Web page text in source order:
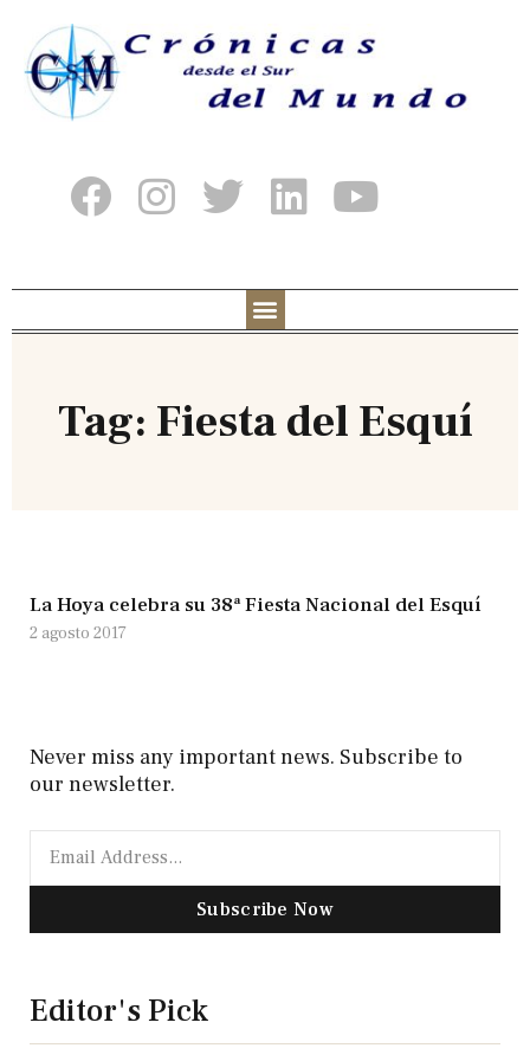
Tag: Fiesta del Esquí
La Hoya celebra su 38ª Fiesta Nacional del Esquí
2 agosto 2017
Never miss any important news. Subscribe to
our newsletter.
Subscribe Now
Editor's Pick